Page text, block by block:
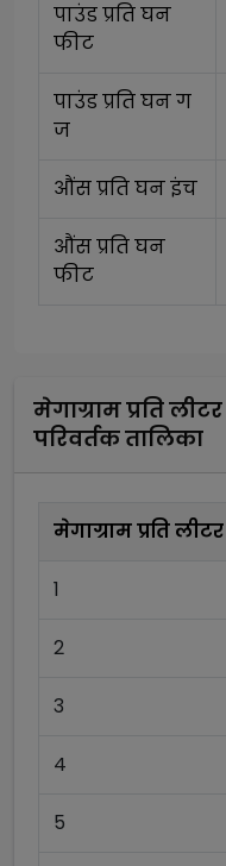
पाउंड प्रति घन
फीट
पाउंड प्रति घन ग
ज
औंस प्रति घन इंच
औंस प्रति घन
फीट
मेगाग्राम प्रति लीटर
परिवर्तक तालिका
मेगाग्राम प्रति लीटर
1
2
3
4
5